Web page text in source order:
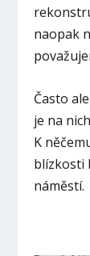
naopak
Často
je na
K
blízkosti
náměstí.